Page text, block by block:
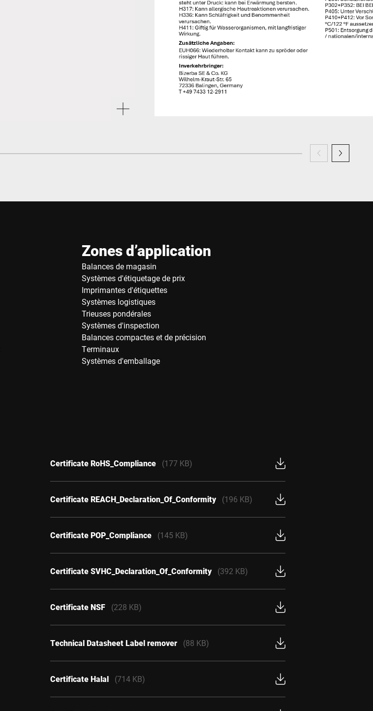
Zones d’application
Balances de magasin
Systèmes d'étiquetage de prix
Imprimantes d'étiquettes
Systèmes logistiques
Trieuses pondérales
Systèmes d'inspection
Balances compactes et de précision
Terminaux
Systèmes d'emballage
Certificate RoHS_Compliance (177 KB)
Certificate REACH_Declaration_Of_Conformity (196 KB)
Certificate POP_Compliance (145 KB)
Certificate SVHC_Declaration_Of_Conformity (392 KB)
Certificate NSF (228 KB)
Technical Datasheet Label remover (88 KB)
Certificate Halal (714 KB)